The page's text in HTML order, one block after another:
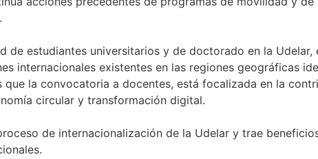
de estudiantes universitarios y de doctorado en la Udelar,
internacionales existentes en las regiones geográficas
la convocatoria a docentes, está focalizada en la
circular y transformación digital.
de internacionalización de la Udelar y trae